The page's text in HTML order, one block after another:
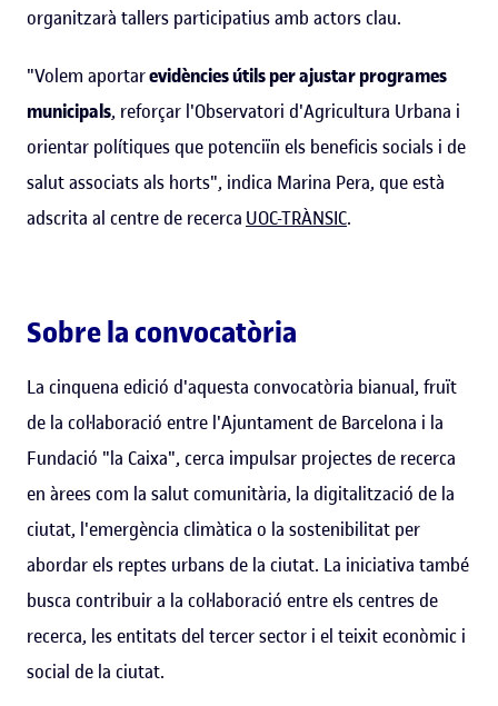
organitzarà tallers participatius amb actors clau.
"Volem aportarevidències útils per ajustar programes
municipals, reforçar l'Observatori d'Agricultura Urbana i
orientar polítiques que potenciïn els beneficis socials i de
salut associats als horts", indica Marina Pera, que està
adscrita al centre de recerca UOC-TRÀNSIC.
Sobre la convocatòria
La cinquena edició d'aquesta convocatòria bianual, fruït
de la col·laboració entre l'Ajuntament de Barcelona i la
Fundació "la Caixa", cerca impulsar projectes de recerca
en àrees com la salut comunitària, la digitalització de la
ciutat, l'emergència climàtica o la sostenibilitat per
abordar els reptes urbans de la ciutat. La iniciativa també
busca contribuir a la col·laboració entre els centres de
recerca, les entitats del tercer sector i el teixit econòmic i
social de la ciutat.